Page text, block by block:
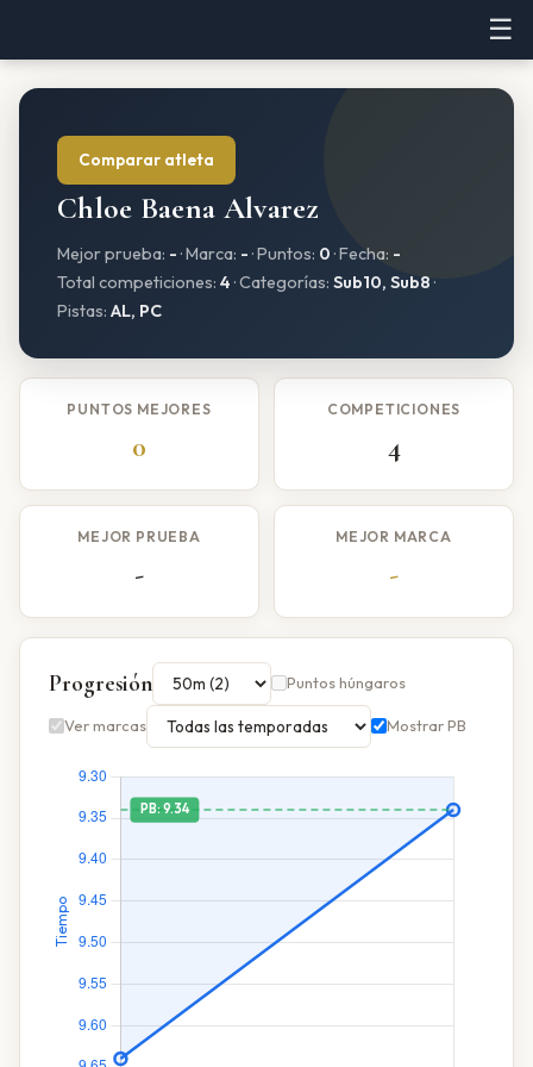
☰
Comparar atleta
Chloe Baena Alvarez
Mejor prueba: - · Marca: - · Puntos: 0 · Fecha: -
Total competiciones: 4 · Categorías: Sub10, Sub8 ·
Pistas: AL, PC
PUNTOS MEJORES
0
COMPETICIONES
4
MEJOR PRUEBA
-
MEJOR MARCA
-
Progresión Puntos húngaros
Ver marcas Mostrar PB